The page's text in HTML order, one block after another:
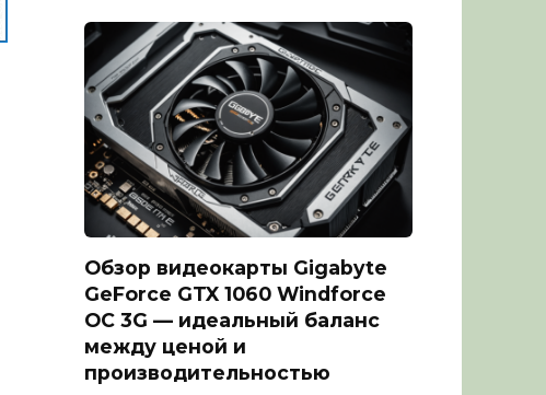
Обзор видеокарты Gigabyte
GeForce GTX 1060 Windforce
OC 3G — идеальный баланс
между ценой и
производительностью